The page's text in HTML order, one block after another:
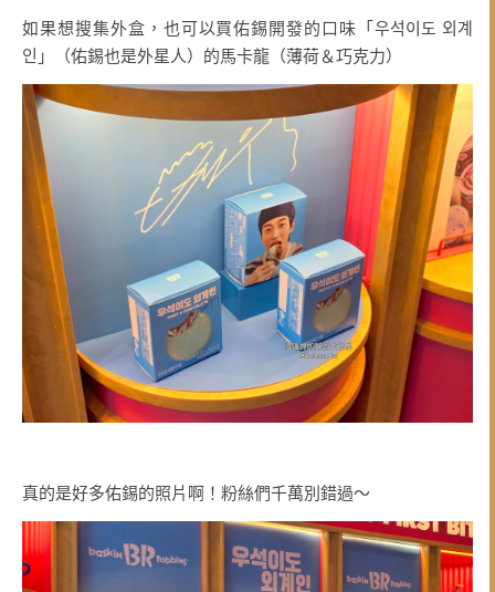
如果想搜集外盒，也可以買佑錫開發的口味「우석이도 외계
인」（佑錫也是外星人）的馬卡龍（薄荷＆巧克力）
真的是好多佑錫的照片啊！粉絲們千萬別錯過～